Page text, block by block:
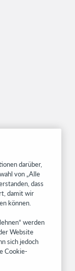
and much more—
darüber,
von „Alle
dass
damit wir
können.
werden
Website
sich jedoch
Cookie-